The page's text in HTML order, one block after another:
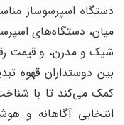
دستگاه اسپرسوساز
میان، دستگاه‌های
شیک و مدرن، و قیمت
بین دوستداران قهوه
کمک می‌کند تا با
انتخابی آگاهانه و